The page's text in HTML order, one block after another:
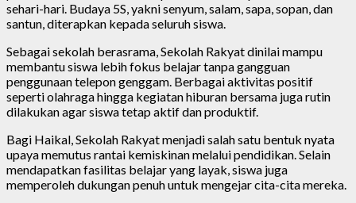
sehari-hari. Budaya 5S, yakni senyum, salam, sapa, sopan, dan
santun, diterapkan kepada seluruh siswa.
Sebagai sekolah berasrama, Sekolah Rakyat dinilai mampu
membantu siswa lebih fokus belajar tanpa gangguan
penggunaan telepon genggam. Berbagai aktivitas positif
seperti olahraga hingga kegiatan hiburan bersama juga rutin
dilakukan agar siswa tetap aktif dan produktif.
Bagi Haikal, Sekolah Rakyat menjadi salah satu bentuk nyata
upaya memutus rantai kemiskinan melalui pendidikan. Selain
mendapatkan fasilitas belajar yang layak, siswa juga
memperoleh dukungan penuh untuk mengejar cita-cita mereka.